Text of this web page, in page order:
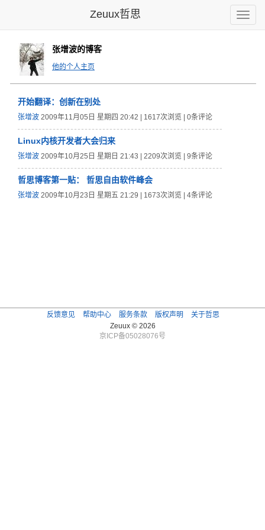
Toggle
Zeuux哲思
张增波的博客
他的个人主页
开始翻译：创新在别处
张增波 2009年11月05日 星期四 20:42 | 1617次浏览 | 0条评论
Linux内核开发者大会归来
张增波 2009年10月25日 星期日 21:43 | 2209次浏览 | 9条评论
哲思博客第一贴： 哲思自由软件峰会
张增波 2009年10月23日 星期五 21:29 | 1673次浏览 | 4条评论
反馈意见 帮助中心 服务条款 版权声明
关于哲思
Zeuux © 2026
京ICP备05028076号